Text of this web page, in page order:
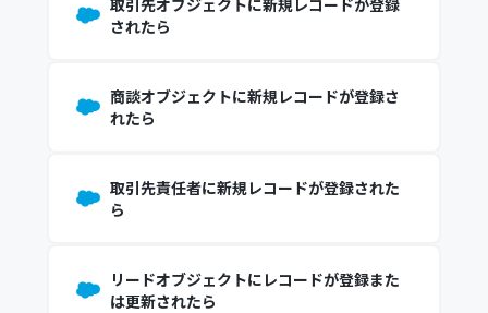
取引先オブジェクトに新規レコードが登録
されたら
商談オブジェクトに新規レコードが登録さ
れたら
取引先責任者に新規レコードが登録された
ら
リードオブジェクトにレコードが登録また
は更新されたら